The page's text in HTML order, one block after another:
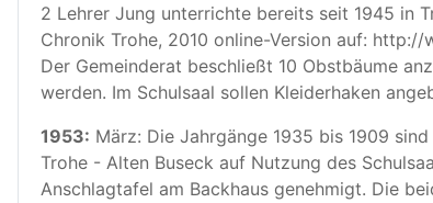
2 Lehrer Jung unterrichte bereits seit 1945 in
Chronik Trohe, 2010 online-Version auf:
Der Gemeinderat beschließt 10 Obstbäume
werden. Im Schulsaal sollen Kleiderhaken
1953: März: Die Jahrgänge 1935 bis 1909
Trohe - Alten Buseck auf Nutzung des
Anschlagtafel am Backhaus genehmigt. Die